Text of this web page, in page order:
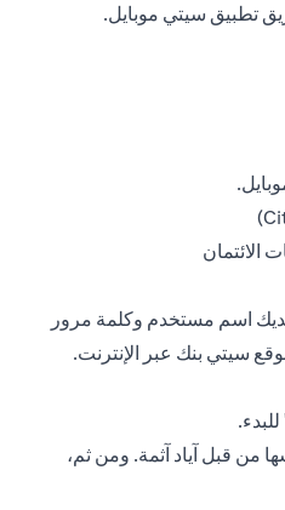
الائتمان
اسم مستخدم وكلمة مرور
سيتي بنك عبر الإنترنت.
من قبل آياد آثمة. ومن ثم،